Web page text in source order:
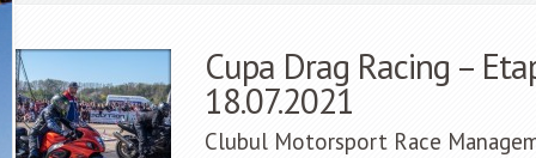
Cupa Drag Racing –
18.07.2021
Clubul Motorsport Race